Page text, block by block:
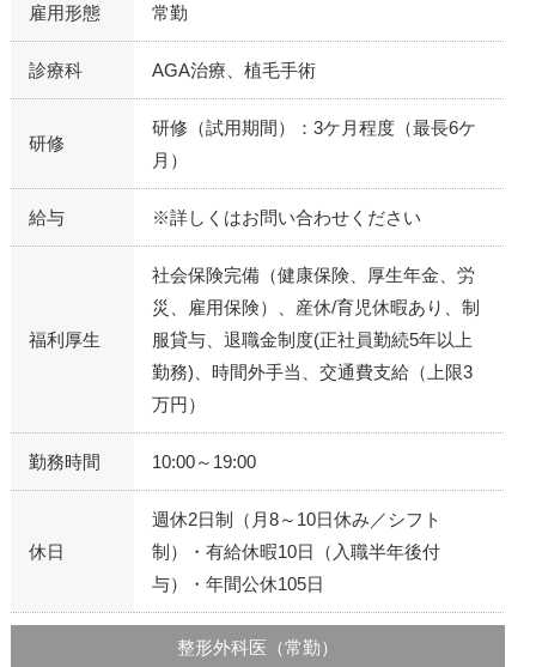
雇用形態 常勤
診療科 AGA治療、植毛手術
研修
研修（試用期間）：3ケ月程度（最長6ケ
月）
給与 ※詳しくはお問い合わせください
福利厚生
社会保険完備（健康保険、厚生年金、労
災、雇用保険）、産休/育児休暇あり、制
服貸与、退職金制度(正社員勤続5年以上
勤務)、時間外手当、交通費支給（上限3
万円）
勤務時間 10:00～19:00
休日
週休2日制（月8～10日休み／シフト
制）・有給休暇10日（入職半年後付
与）・年間公休105日
整形外科医（常勤）